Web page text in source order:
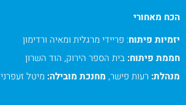
הכח מאחורי
יזמיות פיתוח: פריידי מרגלית ומאיה ורדימון
חממת פיתוח: בית הספר הירוק, הוד השרון
מנהלת: רעות פישר, מחנכת מובילה: מיטל זעפרני